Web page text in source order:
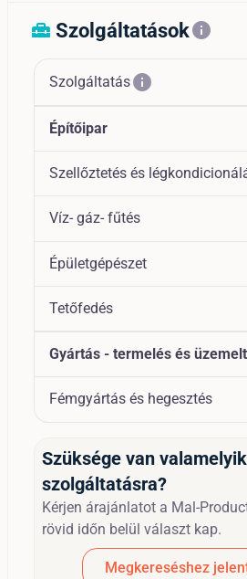
home_repair_service Szolgáltatásokinfo
Szolgáltatásinfo
Építőipar
Szellőztetés és
Víz- gáz- fűtés
Épületgépészet
Tetőfedés
Gyártás - termelés és
Fémgyártás és hegesztés
Szüksége van valamelyik
szolgáltatásra?
Kérjen árajánlatot a Mal-
rövid időn belül választ kap.
Megkereséshez